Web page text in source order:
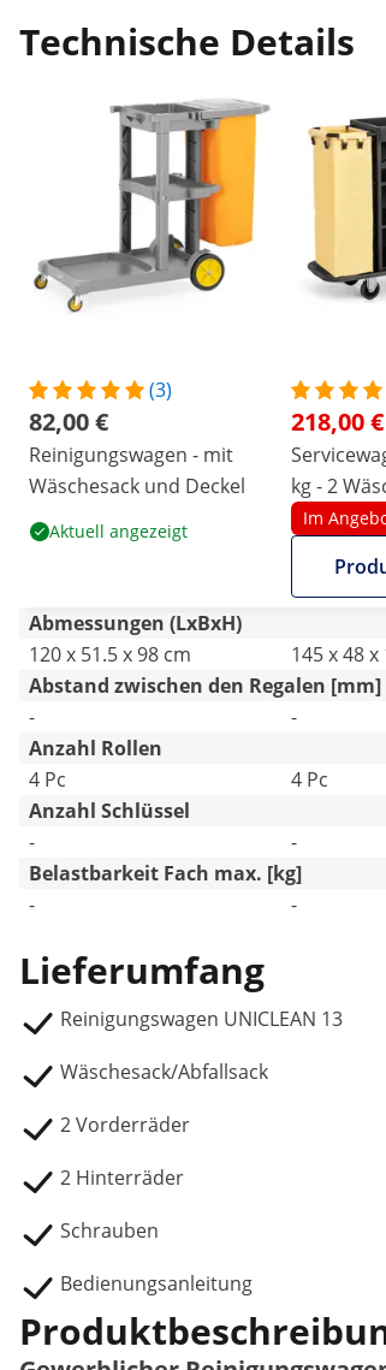
Technische Details
(3)
82,00 €
Reinigungswagen - mit
Wäschesack und Deckel
Aktuell angezeigt
218,00 €
kg - 2
Im
Abmessungen (LxBxH)
120 x 51.5 x 98 cm
145 x 48 x
Abstand zwischen den Regalen [mm]
-
-
Anzahl Rollen
4 Pc
4 Pc
Anzahl Schlüssel
-
-
Belastbarkeit Fach max. [kg]
-
-
Lieferumfang
Reinigungswagen UNICLEAN 13
Wäschesack/Abfallsack
2 Vorderräder
2 Hinterräder
Schrauben
Bedienungsanleitung